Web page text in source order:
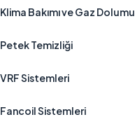
Bakımı ve Gaz Dolumu
Temizliği
Sistemleri
Sistemleri